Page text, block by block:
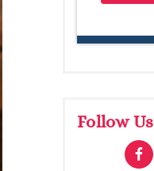
Follow Us